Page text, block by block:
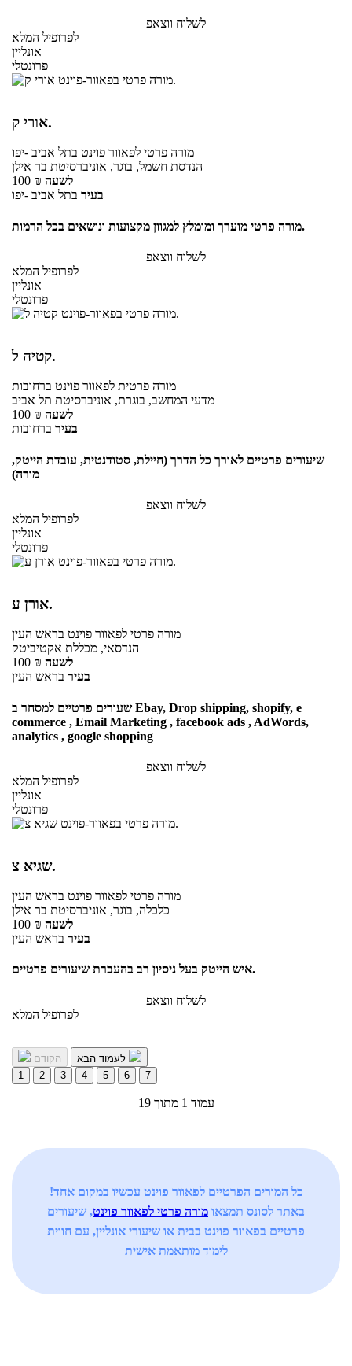
לשלוח ווצאפ
לפרופיל המלא
אונליין
פרונטלי
אורי ק.
מורה פרטי לפאוור פוינט בתל אביב -יפו
הנדסת חשמל, בוגר, אוניברסיטת בר אילן
100 ₪ לשעה
בעיר בתל אביב -יפו
מורה פרטי מוערך ומומלץ למגוון מקצועות ונושאים בכל הרמות.
לשלוח ווצאפ
לפרופיל המלא
אונליין
פרונטלי
קטיה ל.
מורה פרטית לפאוור פוינט ברחובות
מדעי המחשב, בוגרת, אוניברסיטת תל אביב
100 ₪ לשעה
בעיר ברחובות
שיעורים פרטיים לאורך כל הדרך (חיילת, סטודנטית, עובדת הייטק,
מורה)
לשלוח ווצאפ
לפרופיל המלא
אונליין
פרונטלי
אורן ע.
מורה פרטי לפאוור פוינט בראש העין
הנדסאי, מכללת אקטיביטק
100 ₪ לשעה
בעיר בראש העין
שעורים פרטיים למסחר ב Ebay, Drop shipping, shopify, e
commerce , Email Marketing , facebook ads , AdWords,
analytics , google shopping
לשלוח ווצאפ
לפרופיל המלא
אונליין
פרונטלי
שגיא צ.
מורה פרטי לפאוור פוינט בראש העין
כלכלה, בוגר, אוניברסיטת בר אילן
100 ₪ לשעה
בעיר בראש העין
איש הייטק בעל ניסיון רב בהעברת שיעורים פרטיים.
לשלוח ווצאפ
לפרופיל המלא
הקודם
1
2 3 4 5 6 7
עמוד 1 מתוך 19
כל המורים הפרטיים לפאוור פוינט עכשיו במקום אחד!
באתר לסונס תמצאו מורה פרטי לפאוור פוינט, שיעורים
פרטיים בפאוור פוינט בבית או שיעורי אונליין, עם חווית
לימוד מותאמת אישית